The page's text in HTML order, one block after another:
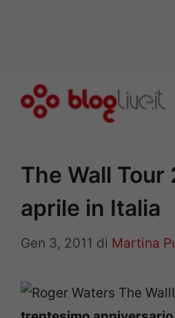
The Wall Tour
aprile in Italia
Gen 3, 2011 di Martina